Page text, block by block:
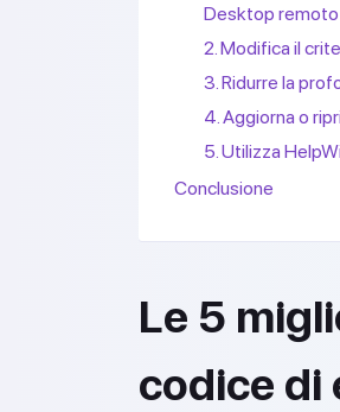
Desktop remoto
2. Modifica il
3. Ridurre la
4. Aggiorna o
5. Utilizza
Conclusione
Le 5
codice di